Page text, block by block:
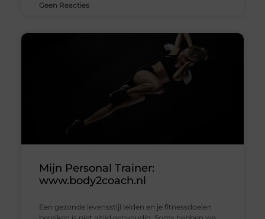
Geen Reacties
Mijn Personal Trainer:
www.body2coach.nl
Een gezonde levensstijl leiden en je fitnessdoelen